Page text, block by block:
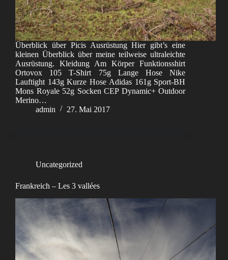
Überblick über Picis Ausrüstung Hier gibt’s eine
kleinen Überblick über meine teilweise ultraleichte
Ausrüstung. Kleidung Am Körper Funktionsshirt
Ortovox 105 T-Shirt 75g Lange Hose Nike
Lauftight 143g Kurze Hose Adidas 161g Sport-BH
Mons Royale 52g Socken CEP Dynamic+ Outdoor
Merino…
admin
27. Mai 2017
Uncategorized
Frankreich – Les 3 vallées